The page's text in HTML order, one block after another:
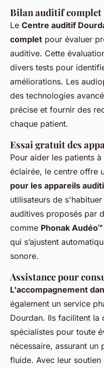
Bilan auditif complet
Le Centre auditif
complet pour évaluer
auditive. Cette
divers tests pour
améliorations. Les
des technologies
précise et fournir des
chaque patient.
Essai gratuit des
Pour aider les patients
éclairée, le centre offre
pour les appareils
utilisateurs de
auditives proposés par
comme Phonak
qui s’ajustent
sonore.
Assistance pour
L'accompagnement
également un service
Dourdan. Ils facilitent la
spécialistes pour toute
nécessaire, assurant
fluide. Avec leur